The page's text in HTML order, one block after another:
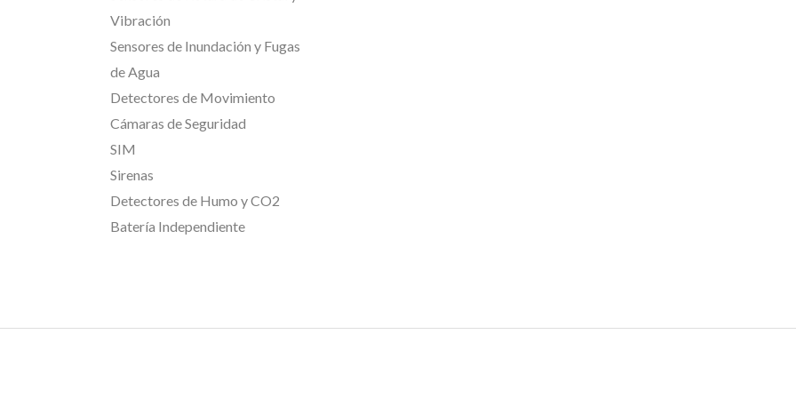
Vibración
Sensores de Inundación y Fugas
de Agua
Detectores de Movimiento
Cámaras de Seguridad
SIM
Sirenas
Detectores de Humo y CO2
Batería Independiente